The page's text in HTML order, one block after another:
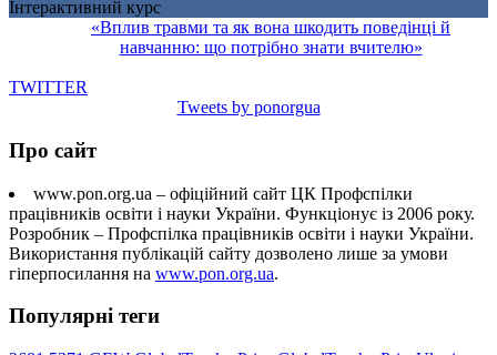
Інтерактивний курс
«Вплив травми та як вона шкодить поведінці й
навчанню: що потрібно знати вчителю»
TWITTER
Tweets by ponorgua
Про сайт
www.pon.org.ua – офіційний сайт ЦК Профспілки
працівників освіти і науки України. Функціонує із 2006 року.
Розробник – Профспілка працівників освіти і науки України.
Використання публікацій сайту дозволено лише за умови
гіперпосилання на www.pon.org.ua.
Популярні теги